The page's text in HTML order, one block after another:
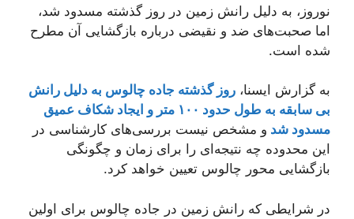
نوروز، به دلیل رانش زمین در روز گذشته مسدود شد،
اما صحبت‌های ضد و نقیضی درباره بازگشایی آن مطرح
شده است.
به گزارش ایسنا، روز گذشته جاده چالوس به دلیل رانش
بی سابقه به طول حدود ۱۰۰ متر و ایجاد شکاف عمیق
مسدود شد و مشخص نیست بررسی‌های کارشناسی در
این محدوده چه نتیجه‌ای را برای زمان و چگونگی
بازگشایی محور چالوس تعیین خواهد کرد.
در شرایطی که رانش زمین در جاده چالوس برای اولین